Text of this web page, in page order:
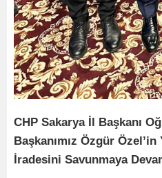
CHP Sakarya İl Başkanı
Başkanımız Özgür Özel’in
İradesini Savunmaya